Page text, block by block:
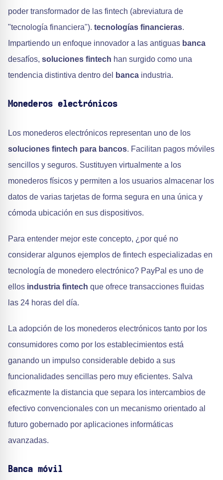
poder transformador de las fintech (abreviatura de
"tecnología financiera"). tecnologías financieras.
Impartiendo un enfoque innovador a las antiguas banca
desafíos, soluciones fintech han surgido como una
tendencia distintiva dentro del
banca industria.
Monederos electrónicos
Los monederos electrónicos representan uno de los
soluciones fintech para bancos. Facilitan pagos móviles
sencillos y seguros. Sustituyen virtualmente a los
monederos físicos y permiten a los usuarios almacenar los
datos de varias tarjetas de forma segura en una única y
cómoda ubicación en sus dispositivos.
Para entender mejor este concepto, ¿por qué no
considerar algunos ejemplos de fintech especializadas en
tecnología de monedero electrónico? PayPal es uno de
ellos industria fintech que ofrece transacciones fluidas
las 24 horas del día.
La adopción de los monederos electrónicos tanto por los
consumidores como por los establecimientos está
ganando un impulso considerable debido a sus
funcionalidades sencillas pero muy eficientes. Salva
eficazmente la distancia que separa los intercambios de
efectivo convencionales con un mecanismo orientado al
futuro gobernado por aplicaciones informáticas
avanzadas.
Banca móvil